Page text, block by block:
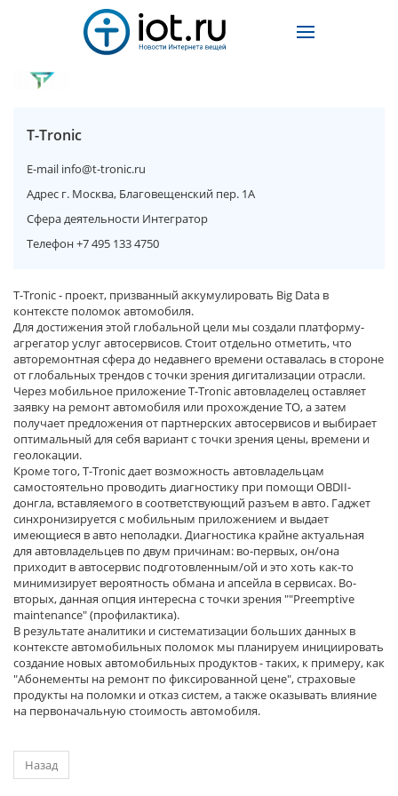
T-Tronic
E-mail info@t-tronic.ru
Адрес г. Москва, Благовещенский пер. 1А
Сфера деятельности Интегратор
Телефон+7 495 133 4750
T-Tronic - проект, призванный аккумулировать Big Data в
контексте поломок автомобиля.
Для достижения этой глобальной цели мы создали платформу-
агрегатор услуг автосервисов. Стоит отдельно отметить, что
авторемонтная сфера до недавнего времени оставалась в стороне
от глобальных трендов с точки зрения дигитализации отрасли.
Через мобильное приложение T-Tronic автовладелец оставляет
заявку на ремонт автомобиля или прохождение ТО, а затем
получает предложения от партнерских автосервисов и выбирает
оптимальный для себя вариант с точки зрения цены, времени и
геолокации.
Кроме того, T-Tronic дает возможность автовладельцам
самостоятельно проводить диагностику при помощи OBDII-
донгла, вставляемого в соответствующий разъем в авто. Гаджет
синхронизируется с мобильным приложением и выдает
имеющиеся в авто неполадки. Диагностика крайне актуальная
для автовладельцев по двум причинам: во-первых, он/она
приходит в автосервис подготовленным/ой и это хоть как-то
минимизирует вероятность обмана и апсейла в сервисах. Во-
вторых, данная опция интересна с точки зрения ""Preemptive
maintenance" (профилактика).
В результате аналитики и систематизации больших данных в
контексте автомобильных поломок мы планируем инициировать
создание новых автомобильных продуктов - таких, к примеру, как
"Абонементы на ремонт по фиксированной цене", страховые
продукты на поломки и отказ систем, а также оказывать влияние
на первоначальную стоимость автомобиля.
Назад